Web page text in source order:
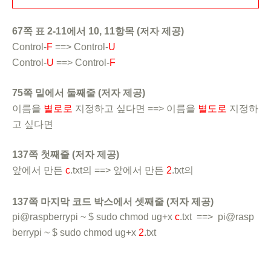
67쪽 표 2-11에서 10, 11항목 (저자 제공)
Control-F ==> Control-U
Control-U ==> Control-F
75쪽 밑에서 둘째줄 (저자 제공)
이름을 별로로 지정하고 싶다면 ==> 이름을 별도로 지정하
고 싶다면
137쪽 첫째줄 (저자 제공)
앞에서 만든 c.txt의 ==> 앞에서 만든 2.txt의
137쪽 마지막 코드 박스에서 셋째줄 (저자 제공)
pi@raspberrypi ~ $ sudo chmod ug+x c.txt ==> pi@rasp
berrypi ~ $ sudo chmod ug+x 2.txt